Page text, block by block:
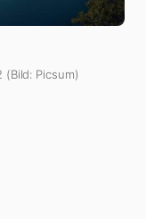
Picsum)